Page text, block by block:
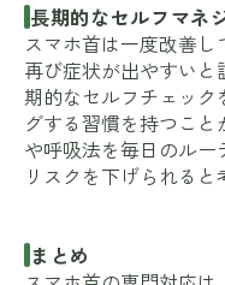
長期的なセルフマネ
スマホ首は一度改善
再び症状が出やすい
期的なセルフチェッ
グする習慣を持つこ
や呼吸法を毎日のル
リスクを下げられると
まとめ